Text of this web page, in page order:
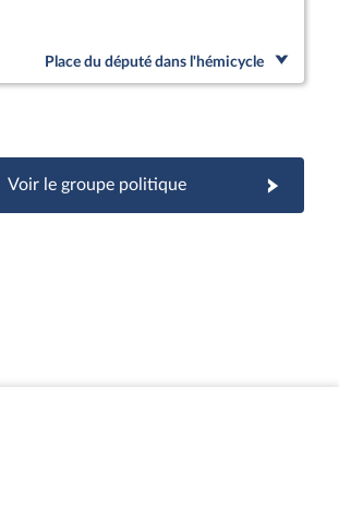
Place du député dans l'hémicycle
Voir le groupe politique